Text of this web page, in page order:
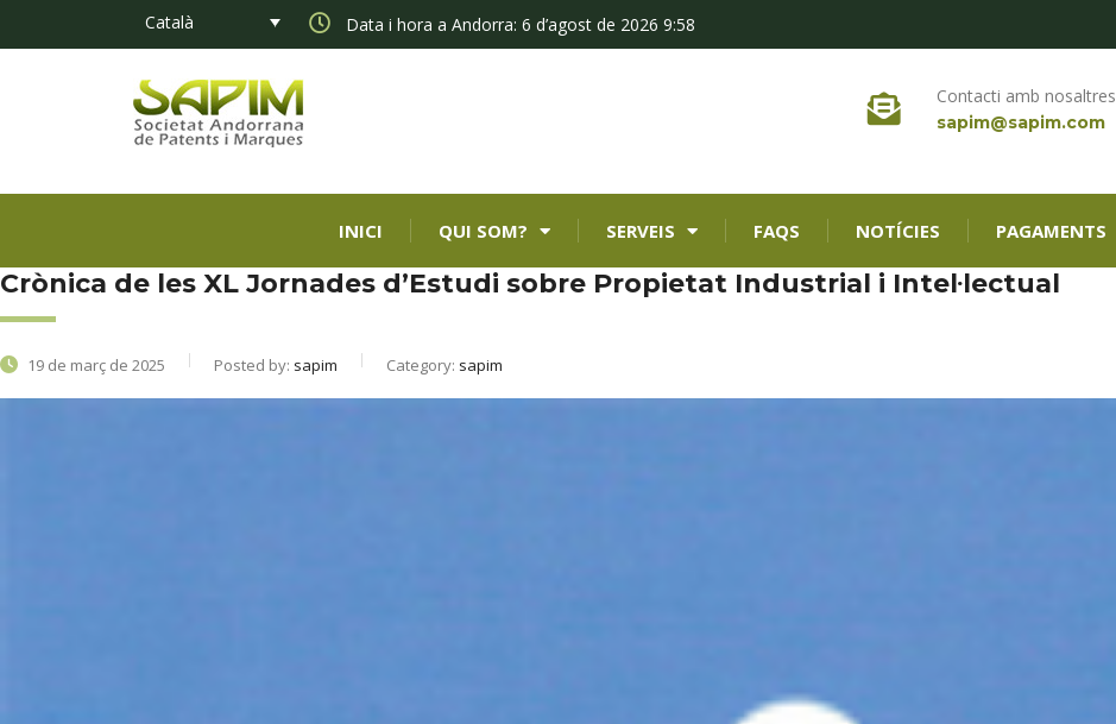
Català Data i hora a Andorra: 6 d’agost de 2026 9:58
Contacti amb nosaltres
sapim@sapim.com
INICI QUI SOM? SERVEIS FAQS NOTÍCIES PAGAMENTS
Crònica de les XL Jornades d’Estudi sobre Propietat Industrial i Intel·lectual
19 de març de 2025 Posted by: sapim Category: sapim